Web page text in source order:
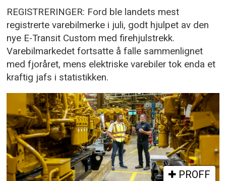
REGISTRERINGER: Ford ble landets mest
registrerte varebilmerke i juli, godt hjulpet av den
nye E-Transit Custom med firehjulstrekk.
Varebilmarkedet fortsatte å falle sammenlignet
med fjoråret, mens elektriske varebiler tok enda et
kraftig jafs i statistikken.
PROFF